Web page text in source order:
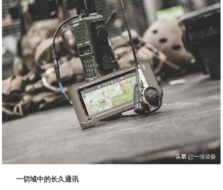
一切域中的长久通讯